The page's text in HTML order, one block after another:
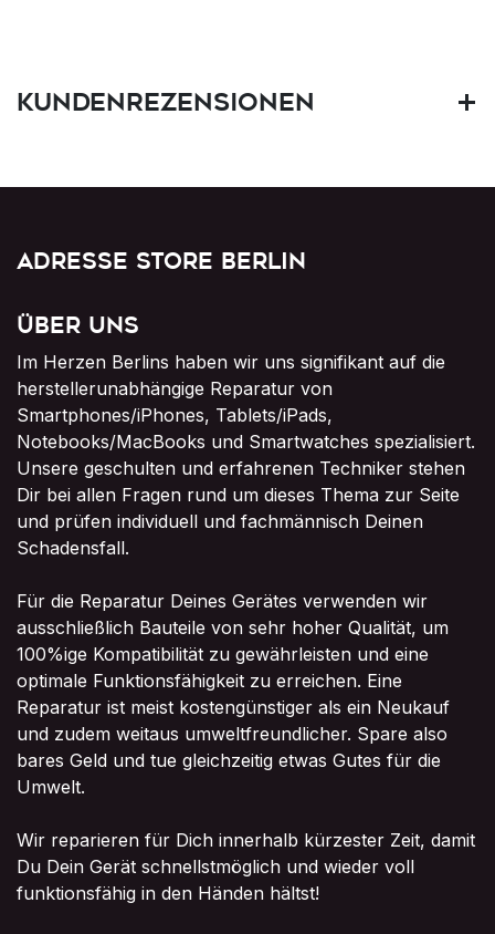
Kundenrezensionen
Adresse Store Berlin
Über uns
Im Herzen Berlins haben wir uns signifikant auf die
herstellerunabhängige Reparatur von
Smartphones/iPhones, Tablets/iPads,
Notebooks/MacBooks und Smartwatches spezialisiert.
Unsere geschulten und erfahrenen Techniker stehen
Dir bei allen Fragen rund um dieses Thema zur Seite
und prüfen individuell und fachmännisch Deinen
Schadensfall.
Für die Reparatur Deines Gerätes verwenden wir
ausschließlich Bauteile von sehr hoher Qualität, um
100%ige Kompatibilität zu gewährleisten und eine
optimale Funktionsfähigkeit zu erreichen. Eine
Reparatur ist meist kostengünstiger als ein Neukauf
und zudem weitaus umweltfreundlicher. Spare also
bares Geld und tue gleichzeitig etwas Gutes für die
Umwelt.
Wir reparieren für Dich innerhalb kürzester Zeit, damit
Du Dein Gerät schnellstmöglich und wieder voll
funktionsfähig in den Händen hältst!